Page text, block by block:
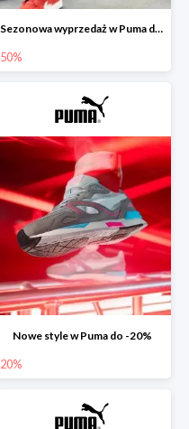
Sezonowa wyprzedaż w Puma do -50%
50%
Nowe style w Puma do -20%
20%